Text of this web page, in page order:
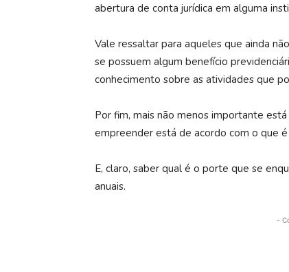
abertura de conta jurídica em alguma
Vale ressaltar para aqueles que ainda
se possuem algum benefício
conhecimento sobre as atividades que
Por fim, mais não menos importante
empreender está de acordo com o que
E, claro, saber qual é o porte que se
anuais.
-